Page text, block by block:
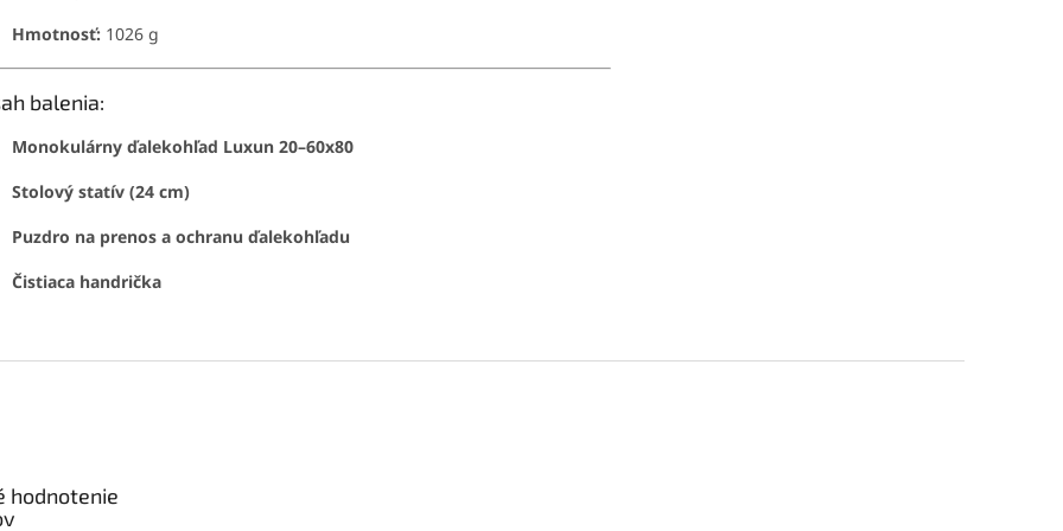
Hmotnosť: 1026 g
balenia:
Monokulárny ďalekohľad Luxun 20–60x80
Stolový statív (24 cm)
Puzdro na prenos a ochranu ďalekohľadu
Čistiaca handrička
hodnotenie